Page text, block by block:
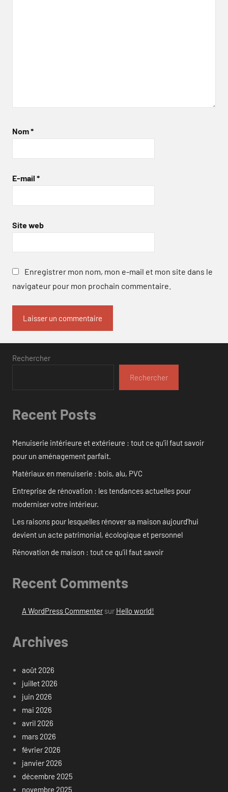
Nom*
E-mail *
Site web
Enregistrer mon nom, mon e-mail et mon site dans le
navigateur pour mon prochain commentaire.
Rechercher
Rechercher
Recent Posts
Menuiserie intérieure et extérieure : tout ce qu’il faut savoir
pour un aménagement parfait.
Matériaux en menuiserie : bois, alu, PVC
Entreprise de rénovation : les tendances actuelles pour
moderniser votre intérieur.
Les raisons pour lesquelles rénover sa maison aujourd’hui
devient un acte patrimonial, écologique et personnel
Rénovation de maison : tout ce qu’il faut savoir
Recent Comments
A WordPress Commentersur Hello world!
Archives
août 2026
juillet 2026
juin 2026
mai 2026
avril 2026
mars 2026
février 2026
janvier 2026
décembre 2025
novembre 2025